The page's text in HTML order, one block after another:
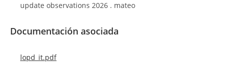
update observations 2026 . mateo
Documentación asociada
lopd_it.pdf